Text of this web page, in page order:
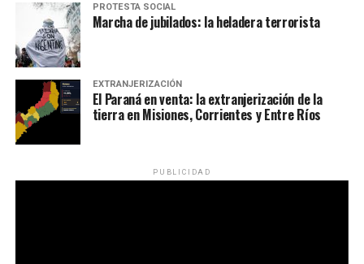
PROTESTA SOCIAL
Marcha de jubilados: la heladera terrorista
EXTRANJERIZACIÓN
El Paraná en venta: la extranjerización de la
tierra en Misiones, Corrientes y Entre Ríos
PUBLICIDAD